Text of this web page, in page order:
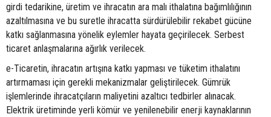
girdi tedarikine, üretim ve ihracatın ara malı ithalatına bağımlılığının
azaltılmasına ve bu suretle ihracatta sürdürülebilir rekabet gücüne
katkı sağlanmasına yönelik eylemler hayata geçirilecek. Serbest
ticaret anlaşmalarına ağırlık verilecek.
e-Ticaretin, ihracatın artışına katkı yapması ve tüketim ithalatını
artırmaması için gerekli mekanizmalar geliştirilecek. Gümrük
işlemlerinde ihracatçıların maliyetini azaltıcı tedbirler alınacak.
Elektrik üretiminde yerli kömür ve yenilenebilir enerji kaynaklarının